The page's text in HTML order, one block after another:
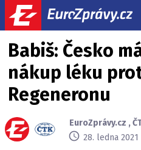
Babiš: Česko
nákup léku
Regeneronu
EuroZprávy.cz ,
28. ledna 2021